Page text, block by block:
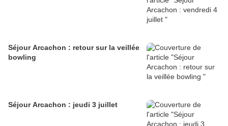
Séjour Arcachon : retour sur la veillée
bowling
Séjour Arcachon : jeudi 3 juillet